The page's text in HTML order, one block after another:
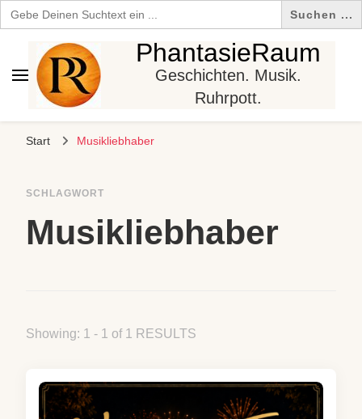
Search
for:
PhantasieRaum
Geschichten. Musik.
Ruhrpott.
Start Musikliebhaber
SCHLAGWORT
Musikliebhaber
Showing: 1 - 1 of 1 RESULTS